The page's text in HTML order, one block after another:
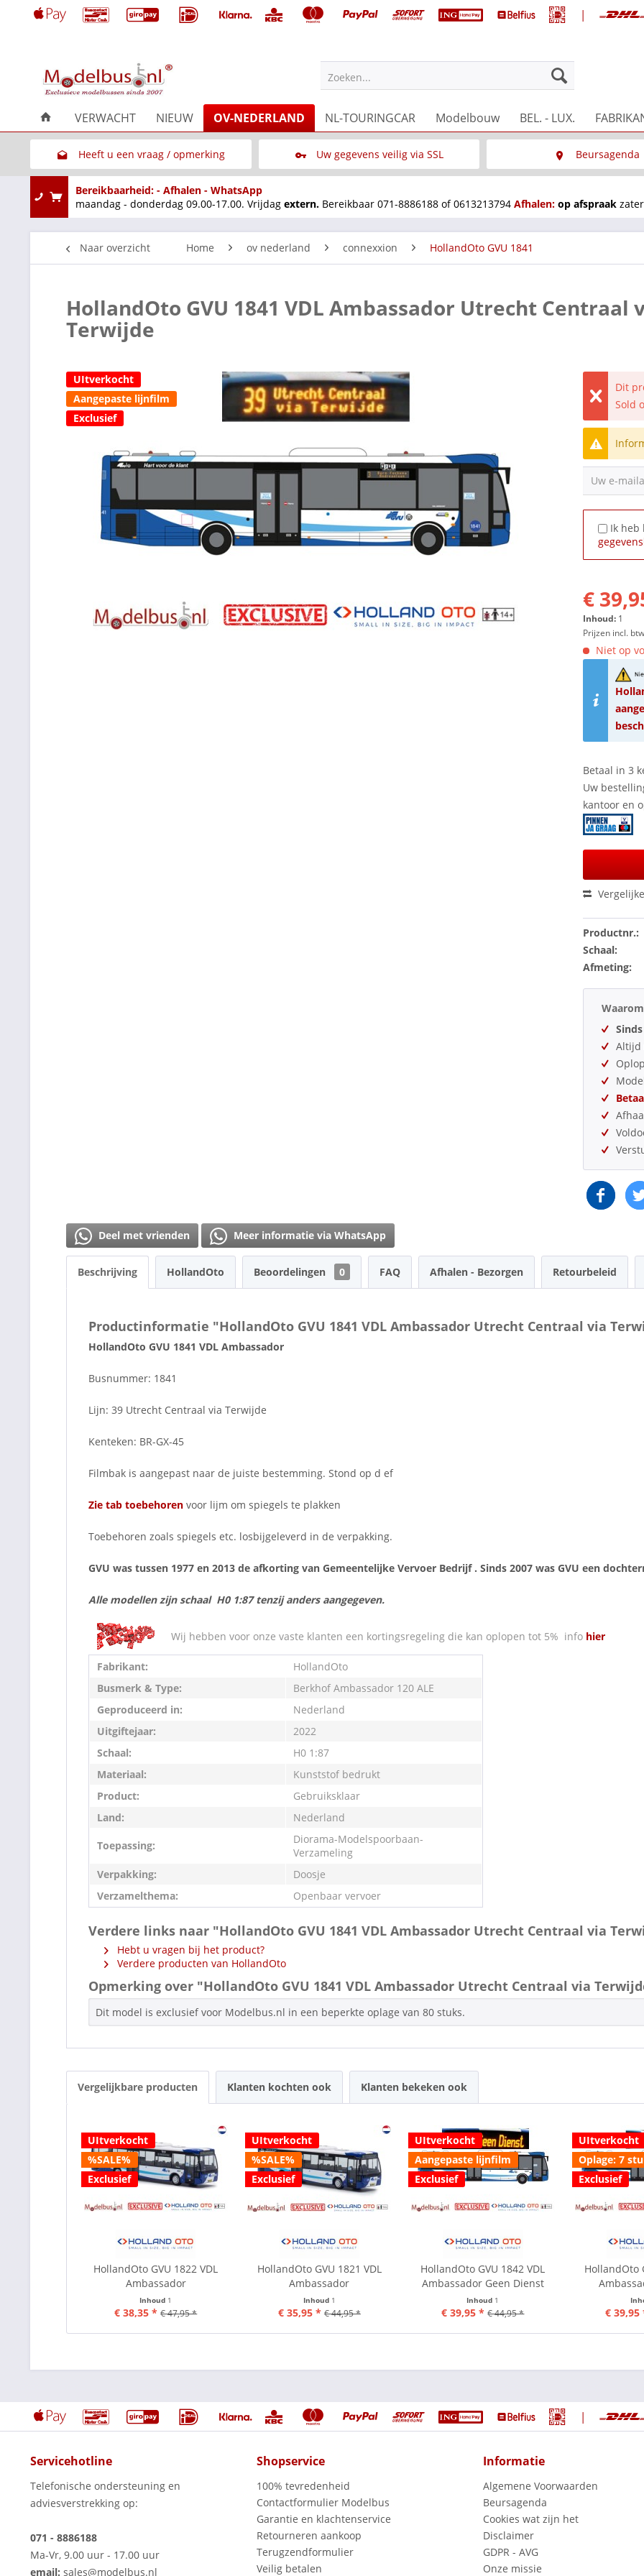
|
Zoeken...
VERWACHT NIEUW OV-NEDERLAND NL-TOURINGCAR Modelbouw BEL. - LUX.
Heeft u een vraag / opmerking
Link naar het contactformulier
Uw gegevens veilig via SSL Beursagenda
Bereikbaarheid: - Afhalen - WhatsApp
maandag - donderdag 09.00-17.00. Vrijdag extern. Bereikbaar 071-8886188 of 0613213794 Afhalen: op afspraak
Naar overzicht Home ov nederland connexxion HollandOto GVU 1841
HollandOto GVU 1841 VDL Ambassador Utrecht Centraal
Terwijde
UItverkocht
Aangepaste lijnfilm
Exclusief
Dit
Sold
Uw e-
Ik heb
€
Inhoud: 1
Prijzen incl.
Niet op
Betaal in 3
Uw
kantoor en
Productnr.:
Schaal:
Afmeting:
Altijd
Deel met vrienden Meer informatie via WhatsApp
Beschrijving HollandOto Beoordelingen 0 FAQ Afhalen - Bezorgen Retourbeleid
Productinformatie "HollandOto GVU 1841 VDL Ambassador Utrecht Centraal via
HollandOto GVU 1841 VDL Ambassador
Busnummer: 1841
Lijn: 39 Utrecht Centraal via Terwijde
Kenteken: BR-GX-45
Filmbak is aangepast naar de juiste bestemming. Stond op d ef
Zie tab toebehoren voor lijm om spiegels te plakken
Toebehoren zoals spiegels etc. losbijgeleverd in de verpakking.
GVU was tussen 1977 en 2013 de afkorting van Gemeentelijke Vervoer Bedrijf . Sinds 2007 was GVU een
Alle modellen zijn schaal H0 1:87 tenzij anders aangegeven.
Wij hebben voor onze vaste klanten een kortingsregeling die kan oplopen tot 5% info hier
Fabrikant:
HollandOto
Busmerk & Type:
Berkhof Ambassador 120 ALE
Geproduceerd in:
Nederland
Uitgiftejaar:
2022
Schaal:
H0 1:87
Materiaal:
Kunststof bedrukt
Product:
Gebruiksklaar
Land:
Nederland
Toepassing:
Diorama-Modelspoorbaan-
Verzameling
Verpakking:
Doosje
Verzamelthema:
Openbaar vervoer
Verdere links naar "HollandOto GVU 1841 VDL Ambassador Utrecht Centraal via
Hebt u vragen bij het product?
Verdere producten van HollandOto
Opmerking over "HollandOto GVU 1841 VDL Ambassador Utrecht Centraal via
Dit model is exclusief voor Modelbus.nl in een beperkte oplage van 80 stuks.
Vergelijkbare producten Klanten kochten ook Klanten bekeken ook
UItverkocht
%SALE%
Exclusief
HollandOto GVU 1822 VDL
Ambassador
Inhoud 1
€ 38,35 * € 47,95 *
UItverkocht
%SALE%
Exclusief
HollandOto GVU 1821 VDL
Ambassador
Inhoud 1
€ 35,95 * € 44,95 *
UItverkocht
Aangepaste lijnfilm
Exclusief
HollandOto GVU 1842 VDL
Ambassador Geen Dienst
Inhoud 1
€ 39,95 * € 44,95 *
UItverkocht
Oplage: 7
Exclusief
HollandOto
€ 39,95
|
Servicehotline
Telefonische ondersteuning en
adviesverstrekking op:
071 - 8886188
Ma-Vr, 9.00 uur - 17.00 uur
email: sales@modelbus.nl
Shopservice
100% tevredenheid
Contactformulier Modelbus
Garantie en klachtenservice
Retourneren aankoop
Terugzendformulier
Veilig betalen
Informatie
Algemene Voorwaarden
Beursagenda
Cookies wat zijn het
Disclaimer
GDPR - AVG
Onze missie